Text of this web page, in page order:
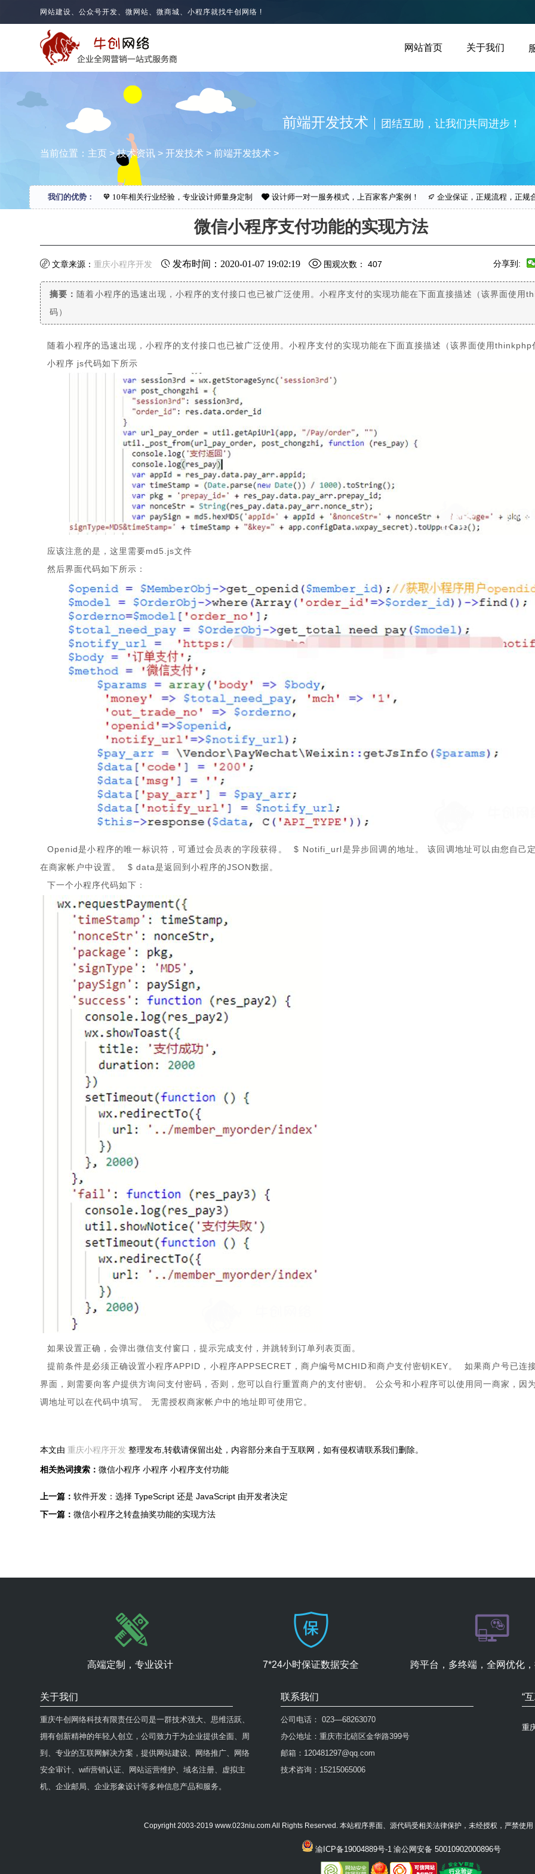
网站建设、公众号开发、微网站、微商城、小程序就找牛创网络 !
关于我们
网站首页
前端开发技术 团结互助，让我们共同进步！
当前位置： 主页 >技术资讯 >开发技术 >前端开发技术 >
我们的优势： 10年相关行业经验，专业设计师量身定制 设计师一对一服务模式，上百家客户案例！ 企业保证，正规流程，正规
微信小程序支付功能的实现方法
文章来源：重庆小程序开发 发布时间：2020-01-07 19:02:19 围观次数：407 分享到:
摘要： 随着小程序的迅速出现，小程序的支付接口也已被广泛使用。小程序支付的实现功能在下面直接描述（该界面使用
码）
随着小程序的迅速出现，小程序的支付接口也已被广泛使用。小程序支付的实现功能在下面直接描述（该界面使用thinkphp
小程序 js代码如下所示
应该注意的是，这里需要md5.js文件
然后界面代码如下所示：
Openid是小程序的唯一标识符，可通过会员表的字段获得。 $ Notifi_url是异步回调的地址。 该回调地址可以由您自己
在商家帐户中设置。 $ data是返回到小程序的JSON数据。
下一个小程序代码如下：
如果设置正确，会弹出微信支付窗口，提示完成支付，并跳转到订单列表页面。
提前条件是必须正确设置小程序APPID，小程序APPSECRET，商户编号MCHID和商户支付密钥KEY。 如果商户号已连
界面，则需要向客户提供方询问支付密码，否则，您可以自行重置商户的支付密钥。 公众号和小程序可以使用同一商家，因
调地址可以在代码中填写。 无需授权商家帐户中的地址即可使用它。
本文由重庆小程序开发 整理发布,转载请保留出处，内容部分来自于互联网，如有侵权请联系我们删除。
相关热词搜索：微信小程序 小程序 小程序支付功能
上一篇：软件开发：选择 TypeScript 还是 JavaScript 由开发者决定
下一篇：微信小程序之转盘抽奖功能的实现方法
高端定制，专业设计 7*24小时保证数据安全 跨平台，多终端，全网优化
关于我们
重庆牛创网络科技有限责任公司是一群技术强大、思维活跃、
拥有创新精神的年轻人创立，公司致力于为企业提供全面、周
到、专业的互联网解决方案，提供网站建设、网络推广、网络
安全审计、wifi营销认证、网站运营维护、域名注册、虚拟主
机、企业邮局、企业形象设计等多种信息产品和服务。
联系我们
公司电话： 023—68263070
办公地址：重庆市北碚区金华路399号
邮箱：120481297@qq.com
技术咨询：15215065006
“
重
Copyright 2003-2019 www.023niu.com All Rights Reserved. 本站程序界面、源代码受相关法律保护，未经授权，严禁使
渝ICP备19004889号-1 渝公网安备 50010902000896号